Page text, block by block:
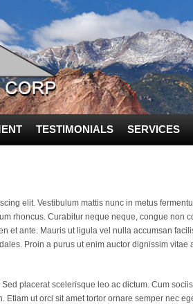
TESTIMONIALS SERVICES
elit. Vestibulum mattis nunc in metus
rhoncus. Curabitur neque neque, congue non
et ante. Mauris ut ligula vel nulla accumsan
Proin a purus ut enim auctor dignissim
placerat scelerisque leo ac dictum. Cum
Etiam ut orci sit amet tortor ornare semper nec